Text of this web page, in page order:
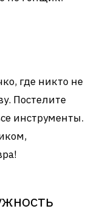
где никто не
Постелите
инструменты.